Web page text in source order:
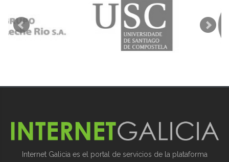
Internet Galicia es el portal de servicios de la plataforma